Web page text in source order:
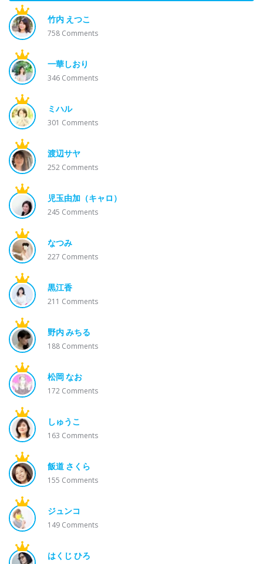
竹内 えつこ
758 Comments
一華しおり
346 Comments
ミハル
301 Comments
渡辺サヤ
252 Comments
児玉由加（キャロ）
245 Comments
なつみ
227 Comments
黒江香
211 Comments
野内 みちる
188 Comments
松岡 なお
172 Comments
しゅうこ
163 Comments
飯道 さくら
155 Comments
ジュンコ
149 Comments
はくじ ひろ